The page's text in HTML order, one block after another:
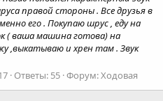
правой стороны . Все друзья в
его . Покупаю шрус , еду на
( ваша машина готова) на
,выкатываю и хрен там . Звук
Ответы: 55 Форум:Ходовая